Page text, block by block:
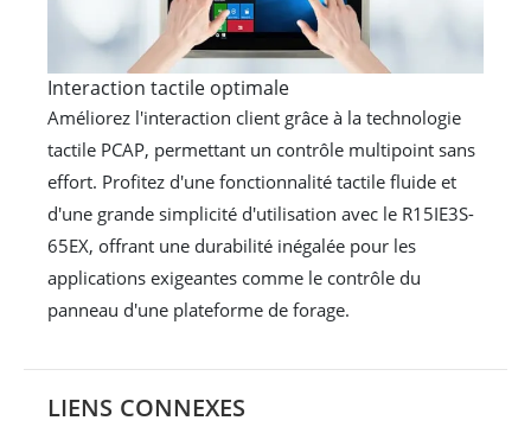
Interaction tactile optimale
Améliorez l'interaction client grâce à la technologie
tactile PCAP, permettant un contrôle multipoint sans
effort. Profitez d'une fonctionnalité tactile fluide et
d'une grande simplicité d'utilisation avec le R15IE3S-
65EX, offrant une durabilité inégalée pour les
applications exigeantes comme le contrôle du
panneau d'une plateforme de forage.
LIENS CONNEXES